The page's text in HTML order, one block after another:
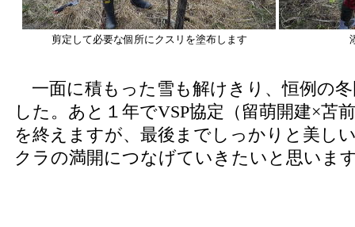
剪定して必要な個所にクスリを塗布します
一面に積もった雪も解けきり、恒例の
した。あと１年でVSP協定（留萌開建×苫
を終えますが、最後までしっかりと美し
クラの満開につなげていきたいと思いま